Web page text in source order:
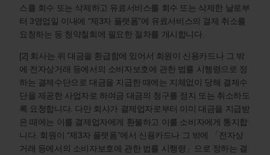
스를 회수 또는 삭제하고 유료서비스를 회수 또는 삭제한 날로부
터 3영업일 이내에 “제3자 플랫폼”에 유료서비스의 결제 취소를
요청하는 등 청약철회에 필요한 절차를 개시합니다.
[2] 회사는 위 대금을 환급함에 있어서 회원이 신용카드나 그 밖
에 전자상거래 등에서의 소비자보호에 관한 법률 시행령으로 정
하는 결제수단으로 대금을 지급한 때에는 지체없이 당해 결제수
단을 제공한 사업자로 하여금 대금의 청구를 정지 또는 취소하도
록 요청합니다. 다만 회사가 결제업자로부터 이미 대금을 지급받
은 때에는 이를 결제업자에게 환불하고 이를 소비자에게 통지합
니다. 회원이 “제3자 플랫폼”에서 신용카드나 그 밖에 「전자상
거래 등에서의 소비자보호에 관한 법률 시행령」으로 정하는 결